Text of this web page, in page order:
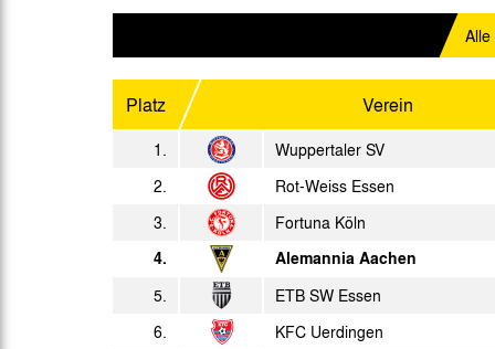
So. 19.03.1972
So. 16.04.1972
Sa. 22.04.1972
Sa. 06.05.1972
Alle
Platz Verein
1. Wuppertaler SV
2. Rot-Weiss Essen
3. Fortuna Köln
4.
Alemannia Aachen
5. ETB SW Essen
6. KFC Uerdingen